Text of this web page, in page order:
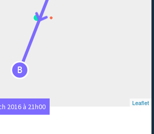
B
Leaflet
2016 à 21h00